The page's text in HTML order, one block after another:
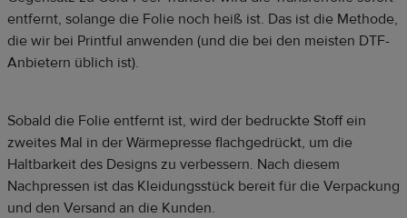
entfernt, solange die Folie noch heiß ist. Das ist die Methode,
die wir bei Printful anwenden (und die bei den meisten DTF-
Anbietern üblich ist).
Sobald die Folie entfernt ist, wird der bedruckte Stoff ein
zweites Mal in der Wärmepresse flachgedrückt, um die
Haltbarkeit des Designs zu verbessern. Nach diesem
Nachpressen ist das Kleidungsstück bereit für die Verpackung
und den Versand an die Kunden.